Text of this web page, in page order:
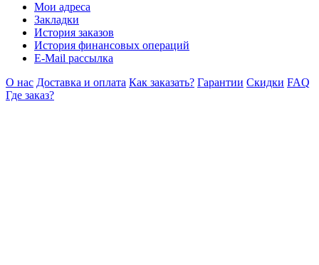
Мои адреса
Закладки
История заказов
История финансовых операций
E-Mail рассылка
О нас Доставка и оплата Как заказать? Гарантии Скидки FAQ
Где заказ?